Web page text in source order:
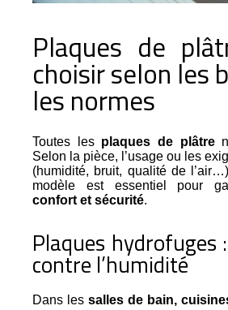
Plaques de
choisir selon les
les normes
Toutes les plaques de plâtre
Selon la pièce, l’usage ou les
(humidité, bruit, qualité de
modèle est essentiel pour
confort et sécurité.
Plaques hydrofuges
contre l’humidité
Dans les salles de bain,